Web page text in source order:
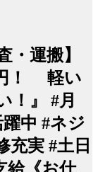
・運搬】
円！ 軽い
！』 #月
躍中 #ネジ
充実 #土日
給《お仕